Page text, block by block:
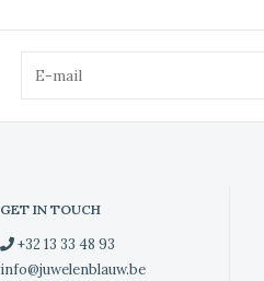
GET IN TOUCH
+32 13 33 48 93
info@juwelenblauw.be